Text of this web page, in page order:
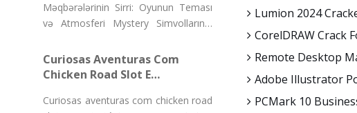
Lumion 2024
CorelDRAW Crack
Remote Desktop
Adobe Illustrator
PCMark 10
Məqbərələrinin Sirri: Oyunun Teması
və Atmosferi Mystery Simvollarının
Curiosas Aventuras Com
Chicken Road Slot E
Seus Ganhos Online
Curiosas aventuras com chicken road